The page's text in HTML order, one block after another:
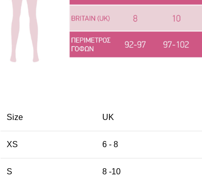
Size UK
XS 6 - 8
S 8 -10